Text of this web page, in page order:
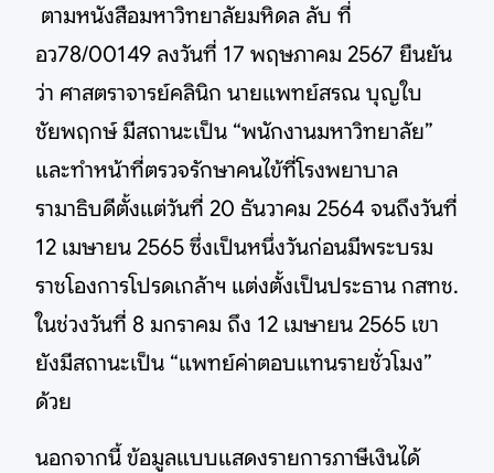
ตามหนังสือมหาวิทยาลัยมหิดล ลับ ที่
อว78/00149 ลงวันที่ 17 พฤษภาคม 2567 ยืนยัน
ว่า ศาสตราจารย์คลินิก นายแพทย์สรณ บุญใบ
ชัยพฤกษ์ มีสถานะเป็น “พนักงานมหาวิทยาลัย”
และทำหน้าที่ตรวจรักษาคนไข้ที่โรงพยาบาล
รามาธิบดีตั้งแต่วันที่ 20 ธันวาคม 2564 จนถึงวันที่
12 เมษายน 2565 ซึ่งเป็นหนึ่งวันก่อนมีพระบรม
ราชโองการโปรดเกล้าฯ แต่งตั้งเป็นประธาน กสทช.
ในช่วงวันที่ 8 มกราคม ถึง 12 เมษายน 2565 เขา
ยังมีสถานะเป็น “แพทย์ค่าตอบแทนรายชั่วโมง”
ด้วย
นอกจากนี้ ข้อมูลแบบแสดงรายการภาษีเงินได้